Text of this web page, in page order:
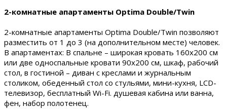
2-комнатные апартаменты Optima Double/Twin
2-комнатные апартаменты Optima Double/Twin позволяют
разместить от 1 до 3 (на дополнительном месте) человек.
В апартаментах: В спальне – широкая кровать 160х200 см
или две односпальные кровати 90х200 см, шкаф, рабочий
стол, в гостиной – диван с креслами и журнальным
столиком, обеденный стол со стульями, мини-кухня, LCD-
телевизор, бесплатный Wi-Fi. душевая кабина или ванна,
фен, набор полотенец.